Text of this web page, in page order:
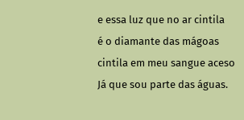
e essa luz que no ar cintila
é o diamante das mágoas
cintila em meu sangue aceso
Já que sou parte das águas.